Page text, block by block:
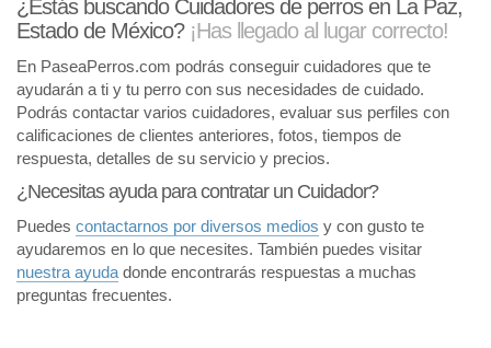
¿Estás buscando Cuidadores de perros en La Paz,
Estado de México? ¡Has llegado al lugar correcto!
En PaseaPerros.com podrás conseguir cuidadores que te
ayudarán a ti y tu perro con sus necesidades de cuidado.
Podrás contactar varios cuidadores, evaluar sus perfiles con
calificaciones de clientes anteriores, fotos, tiempos de
respuesta, detalles de su servicio y precios.
¿Necesitas ayuda para contratar un Cuidador?
Puedes contactarnos por diversos medios y con gusto te
ayudaremos en lo que necesites. También puedes visitar
nuestra ayuda donde encontrarás respuestas a muchas
preguntas frecuentes.